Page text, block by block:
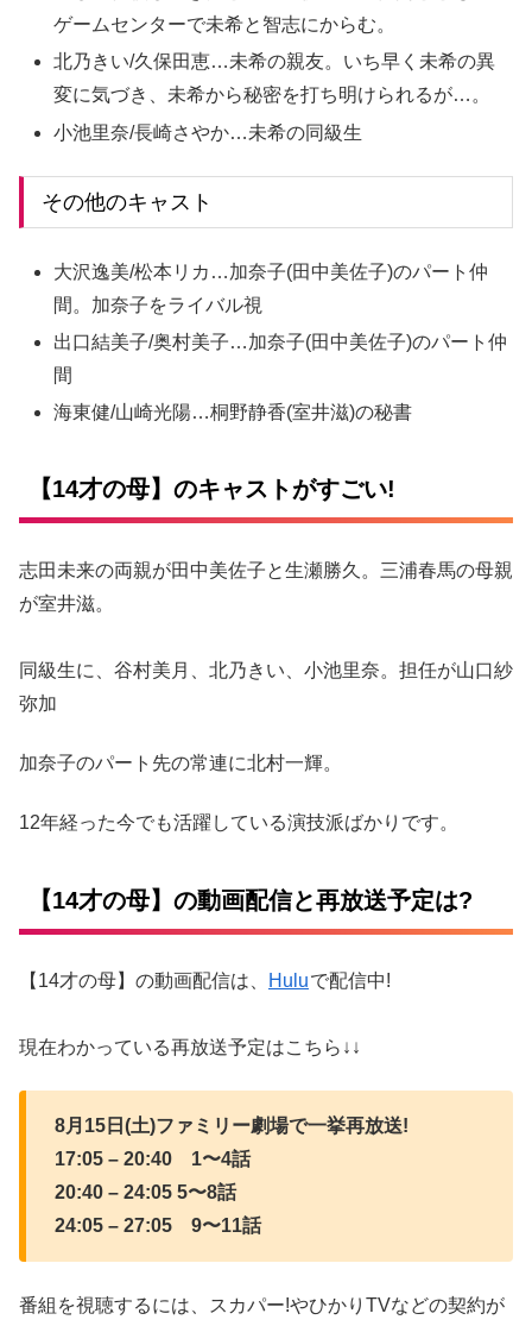
ゲームセンターで未希と智志にからむ。
北乃きい/久保田恵…未希の親友。いち早く未希の異
変に気づき、未希から秘密を打ち明けられるが…。
小池里奈/長崎さやか…未希の同級生
その他のキャスト
大沢逸美/松本リカ…加奈子(田中美佐子)のパート仲
間。加奈子をライバル視
出口結美子/奥村美子…加奈子(田中美佐子)のパート仲
間
海東健/山崎光陽…桐野静香(室井滋)の秘書
【14才の母】のキャストがすごい!
志田未来の両親が田中美佐子と生瀬勝久。三浦春馬の母親
が室井滋。
同級生に、谷村美月、北乃きい、小池里奈。担任が山口紗
弥加
加奈子のパート先の常連に北村一輝。
12年経った今でも活躍している演技派ばかりです。
【14才の母】の動画配信と再放送予定は?
【14才の母】の動画配信は、 Huluで配信中!
現在わかっている再放送予定はこちら↓↓
8月15日(土)ファミリー劇場で一挙再放送!
17:05 – 20:40 1〜4話
20:40 – 24:05 5〜8話
24:05 – 27:05 9〜11話
番組を視聴するには、スカパー!やひかりTVなどの契約が